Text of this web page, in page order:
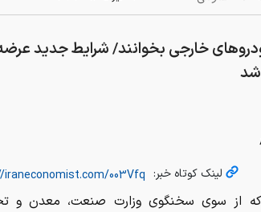
خارجی بخوانند/ شرایط جدید
شد
لینک کوتاه خبر:
از سوی سخنگوی وزارت صنعت، معدن و